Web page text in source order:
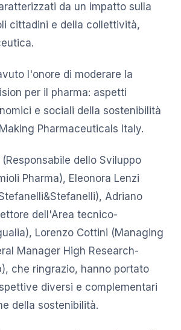
da un impatto sulla
cittadini e della collettività,
l'onore di moderare la
per il pharma: aspetti
e sociali della sostenibilità
Pharmaceuticals Italy.
dello Sviluppo
Pharma), Eleonora Lenzi
Adriano
dell'Area tecnico-
Lorenzo Cottini (Managing
Manager High Research-
che ringrazio, hanno portato
diversi e complementari
della sostenibilità.